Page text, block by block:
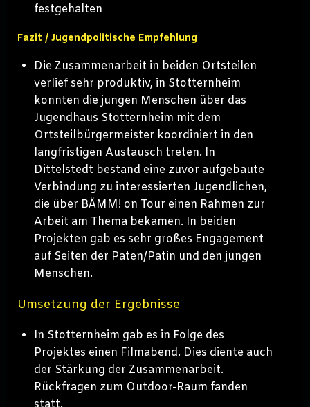
festgehalten
Fazit / Jugendpolitische Empfehlung
Die Zusammenarbeit in beiden Ortsteilen
verlief sehr produktiv, in Stotternheim
konnten die jungen Menschen über das
Jugendhaus Stotternheim mit dem
Ortsteilbürgermeister koordiniert in den
langfristigen Austausch treten. In
Dittelstedt bestand eine zuvor aufgebaute
Verbindung zu interessierten Jugendlichen,
die über BÄMM! on Tour einen Rahmen zur
Arbeit am Thema bekamen. In beiden
Projekten gab es sehr großes Engagement
auf Seiten der Paten/Patin und den jungen
Menschen.
Umsetzung der Ergebnisse
In Stotternheim gab es in Folge des
Projektes einen Filmabend. Dies diente auch
der Stärkung der Zusammenarbeit.
Rückfragen zum Outdoor-Raum fanden